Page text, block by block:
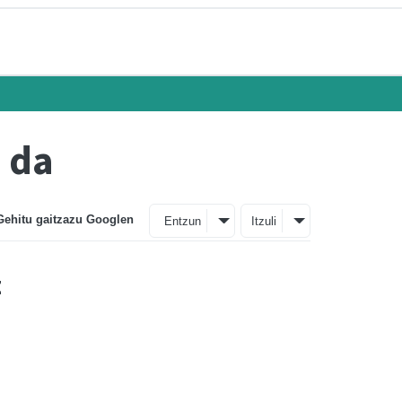
gaitzazu Googlen Entzun Itzuli